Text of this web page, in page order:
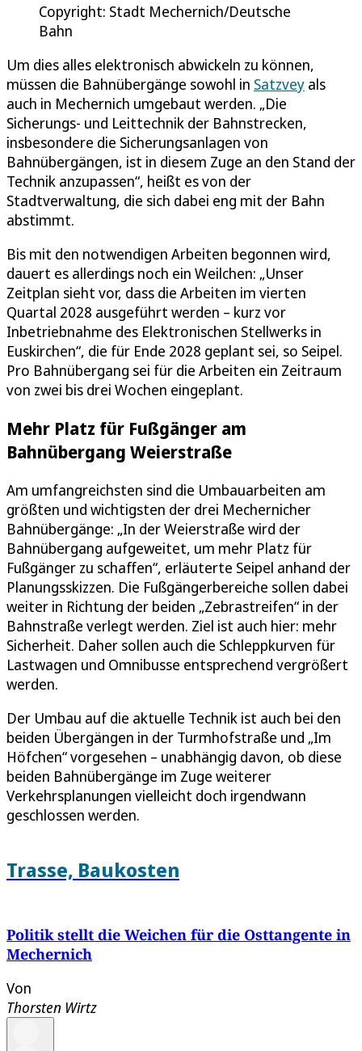
Copyright: Stadt Mechernich/Deutsche
Bahn
Um dies alles elektronisch abwickeln zu können,
müssen die Bahnübergänge sowohl in Satzvey als
auch in Mechernich umgebaut werden. „Die
Sicherungs- und Leittechnik der Bahnstrecken,
insbesondere die Sicherungsanlagen von
Bahnübergängen, ist in diesem Zuge an den Stand der
Technik anzupassen“, heißt es von der
Stadtverwaltung, die sich dabei eng mit der Bahn
abstimmt.
Bis mit den notwendigen Arbeiten begonnen wird,
dauert es allerdings noch ein Weilchen: „Unser
Zeitplan sieht vor, dass die Arbeiten im vierten
Quartal 2028 ausgeführt werden – kurz vor
Inbetriebnahme des Elektronischen Stellwerks in
Euskirchen“, die für Ende 2028 geplant sei, so Seipel.
Pro Bahnübergang sei für die Arbeiten ein Zeitraum
von zwei bis drei Wochen eingeplant.
Mehr Platz für Fußgänger am
Bahnübergang Weierstraße
Am umfangreichsten sind die Umbauarbeiten am
größten und wichtigsten der drei Mechernicher
Bahnübergänge: „In der Weierstraße wird der
Bahnübergang aufgeweitet, um mehr Platz für
Fußgänger zu schaffen“, erläuterte Seipel anhand der
Planungsskizzen. Die Fußgängerbereiche sollen dabei
weiter in Richtung der beiden „Zebrastreifen“ in der
Bahnstraße verlegt werden. Ziel ist auch hier: mehr
Sicherheit. Daher sollen auch die Schleppkurven für
Lastwagen und Omnibusse entsprechend vergrößert
werden.
Der Umbau auf die aktuelle Technik ist auch bei den
beiden Übergängen in der Turmhofstraße und „Im
Höfchen“ vorgesehen – unabhängig davon, ob diese
beiden Bahnübergänge im Zuge weiterer
Verkehrsplanungen vielleicht doch irgendwann
geschlossen werden.
Trasse, Baukosten
Politik stellt die Weichen für die Osttangente in
Mechernich
Von
Thorsten Wirtz